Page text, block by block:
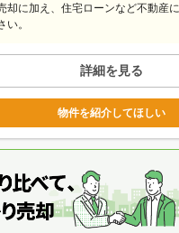
却に加え、住宅ローンなど不動産
い。
詳細を見る
物件を紹介してほしい